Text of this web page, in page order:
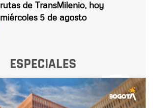
rutas de TransMilenio, hoy
miércoles 5 de agosto
ESPECIALES